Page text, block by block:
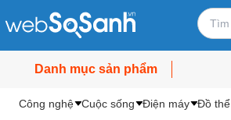
Danh mục sản phẩm
Công nghệ Cuộc sống Điện máy Đồ